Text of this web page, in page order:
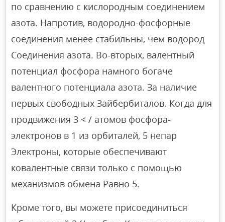
по сравнению с кислородным соединением
азота. Напротив, водородно-фосфорные
соединения менее стабильны, чем водород
Соединения азота. Во-вторых, валентный
потенциал фосфора намного богаче
валентного потенциала азота. За наличие
первых свободных Зайбербиталов. Когда для
продвижения 3 < / атомов фосфора-
электронов в 1 из орбиталей, 5 непар
Электроны, которые обеспечивают
ковалентные связи только с помощью
механизмов обмена Равно 5.
Кроме того, вы можете присоединиться